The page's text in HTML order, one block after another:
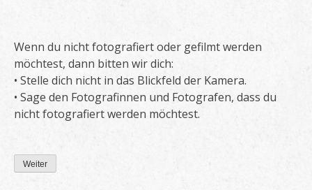
Wenn du nicht fotografiert oder gefilmt werden
möchtest, dann bitten wir dich:
• Stelle dich nicht in das Blickfeld der Kamera.
• Sage den Fotografinnen und Fotografen, dass du
nicht fotografiert werden möchtest.
Weiter